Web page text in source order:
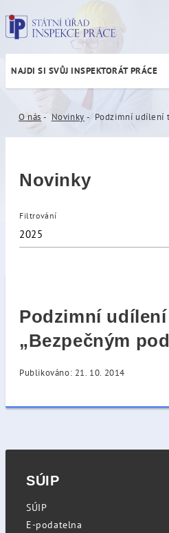
Podzimní
NAJDI SI SVŮJ INSPEKTORÁT PRÁCE
O nás Novinky Podzimní udílení
Novinky
Filtrování
2025
Podzimní
„Bezpečným
Publikováno: 21. 10. 2014
SÚIP
SÚIP
E-podatelna